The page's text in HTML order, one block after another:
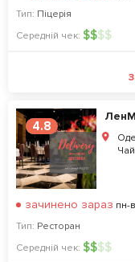
Тип: Піцерія
Середній чек: $$$$
4.8
зачинено зараз пн-
Тип: Ресторан
Середній чек: $$$$